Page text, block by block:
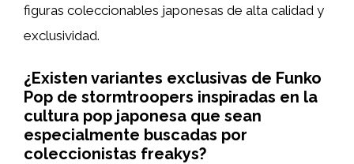
figuras coleccionables japonesas de alta calidad y
exclusividad.
¿Existen variantes exclusivas de Funko
Pop de stormtroopers inspiradas en la
cultura pop japonesa que sean
especialmente buscadas por
coleccionistas freakys?